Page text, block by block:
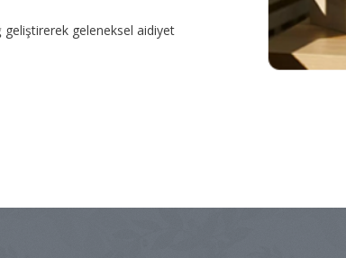
geliştirerek geleneksel aidiyet